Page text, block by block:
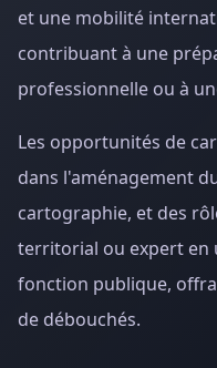
et une mobilité
contribuant à une
professionnelle ou à
Les opportunités de
dans l'aménagement
cartographie, et des
territorial ou expert en
fonction publique,
de débouchés.